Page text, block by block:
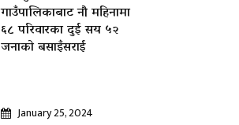
गाउँपालिकाबाट नौ महिनामा
६८ परिवारका दुई सय ५२
जनाकाे बसाइँसराई
January 25, 2024